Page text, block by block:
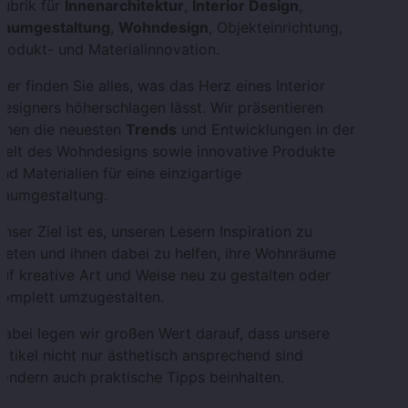
für Innenarchitektur Interior Design
Wohndesign , Objekteinrichtung,
und Materialinnovation.
finden Sie alles, was das Herz eines Interior
höherschlagen lässt. Wir präsentieren
die neuesten Trends und Entwicklungen in der
des Wohndesigns sowie innovative Produkte
Materialien für eine einzigartige
Ziel ist es, unseren Lesern Inspiration zu
und ihnen dabei zu helfen, ihre Wohnräume
kreative Art und Weise neu zu gestalten oder
umzugestalten.
legen wir großen Wert darauf, dass unsere
nicht nur ästhetisch ansprechend sind
auch praktische Tipps beinhalten.